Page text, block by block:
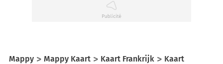
Mappy Mappy Kaart Kaart Frankrijk
Kaart